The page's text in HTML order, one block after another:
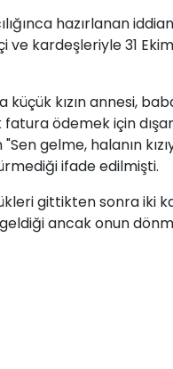
hazırlanan
ve kardeşleriyle 31
küçük kızın annesi,
ödemek için
gelme, halanın
ifade edilmişti.
gittikten sonra iki
ancak onun